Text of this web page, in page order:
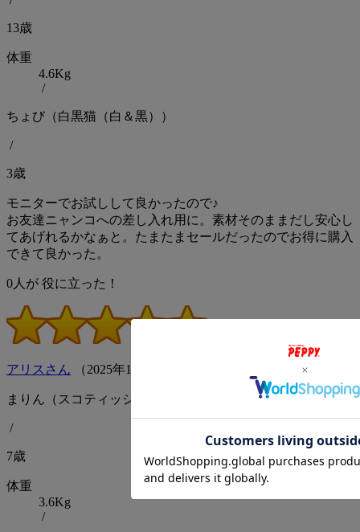
13歳
体重
4.6Kg
/
ちょび（白黒猫（白＆黒））
/
3歳
モニターでお試しして良かったので♪
お友達ニャンコへの差し入れ用に。素材そのままだし安心し
てあげれるかなぁと。たまたまセールだったのでお得に購入
できて良かった。
0 人が 役に立った！
アリスさん （2025年12
まりん（スコティッシュ・フォールド）
/
7歳
体重
3.6Kg
/